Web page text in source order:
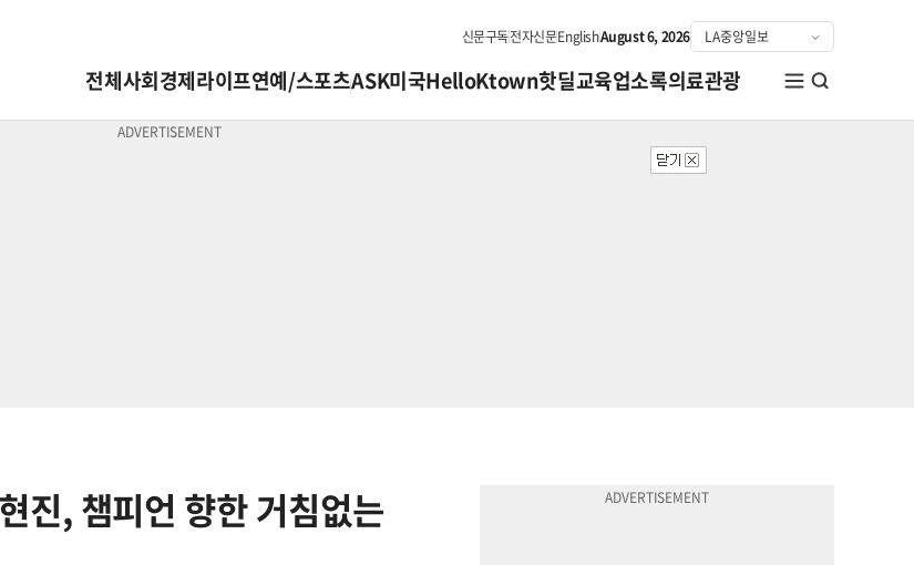
신문구독전자신문EnglishAugust 6, 2026
전체사회경제라이프연예/스포츠ASK미국HelloKtown핫딜교육업소록의료관광
진, 챔피언 향한 거침없는